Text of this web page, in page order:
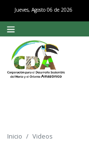
Jueves, Agosto 06 de 2026
Inicio Videos